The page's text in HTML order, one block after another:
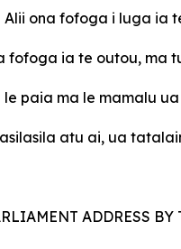
ona fofoga i luga ia
fofoga ia te outou, ma
paia ma le mamalu
atu ai, ua
ADDRESS